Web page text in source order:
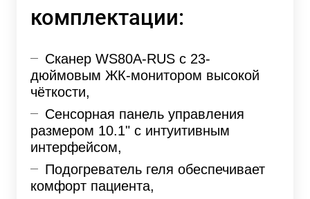
комплектации:
Сканер WS80A-RUS с 23-
дюймовым ЖК-монитором высокой
чёткости,
Сенсорная панель управления
размером 10.1" с интуитивным
интерфейсом,
Подогреватель геля обеспечивает
комфорт пациента,